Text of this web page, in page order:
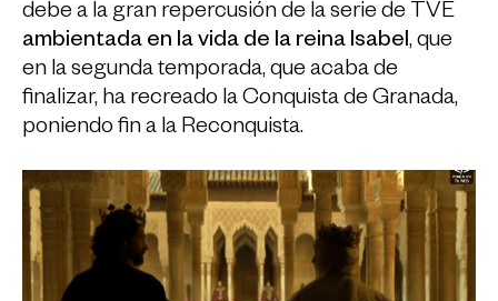
debe a la gran repercusión de la serie de TVE
ambientada en la vida de la reina Isabel, que
en la segunda temporada, que acaba de
finalizar, ha recreado la Conquista de Granada,
poniendo fin a la Reconquista.